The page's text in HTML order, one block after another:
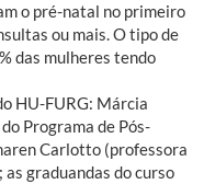
o pré-natal no primeiro
ou mais. O tipo de
das mulheres tendo
HU-FURG: Márcia
Programa de Pós-
Carlotto (professora
graduandas do curso